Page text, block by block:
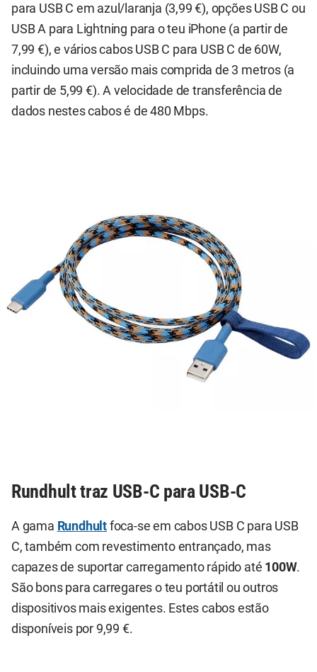
para USB C em azul/laranja (3,99 €), opções USB C ou
USB A para Lightning para o teu iPhone (a partir de
7,99 €), e vários cabos USB C para USB C de 60W,
incluindo uma versão mais comprida de 3 metros (a
partir de 5,99 €). A velocidade de transferência de
dados nestes cabos é de 480 Mbps.
Rundhult traz USB-C para USB-C
A gama Rundhult foca-se em cabos USB C para USB
C, também com revestimento entrançado, mas
capazes de suportar carregamento rápido até 100W.
São bons para carregares o teu portátil ou outros
dispositivos mais exigentes. Estes cabos estão
disponíveis por 9,99 €.